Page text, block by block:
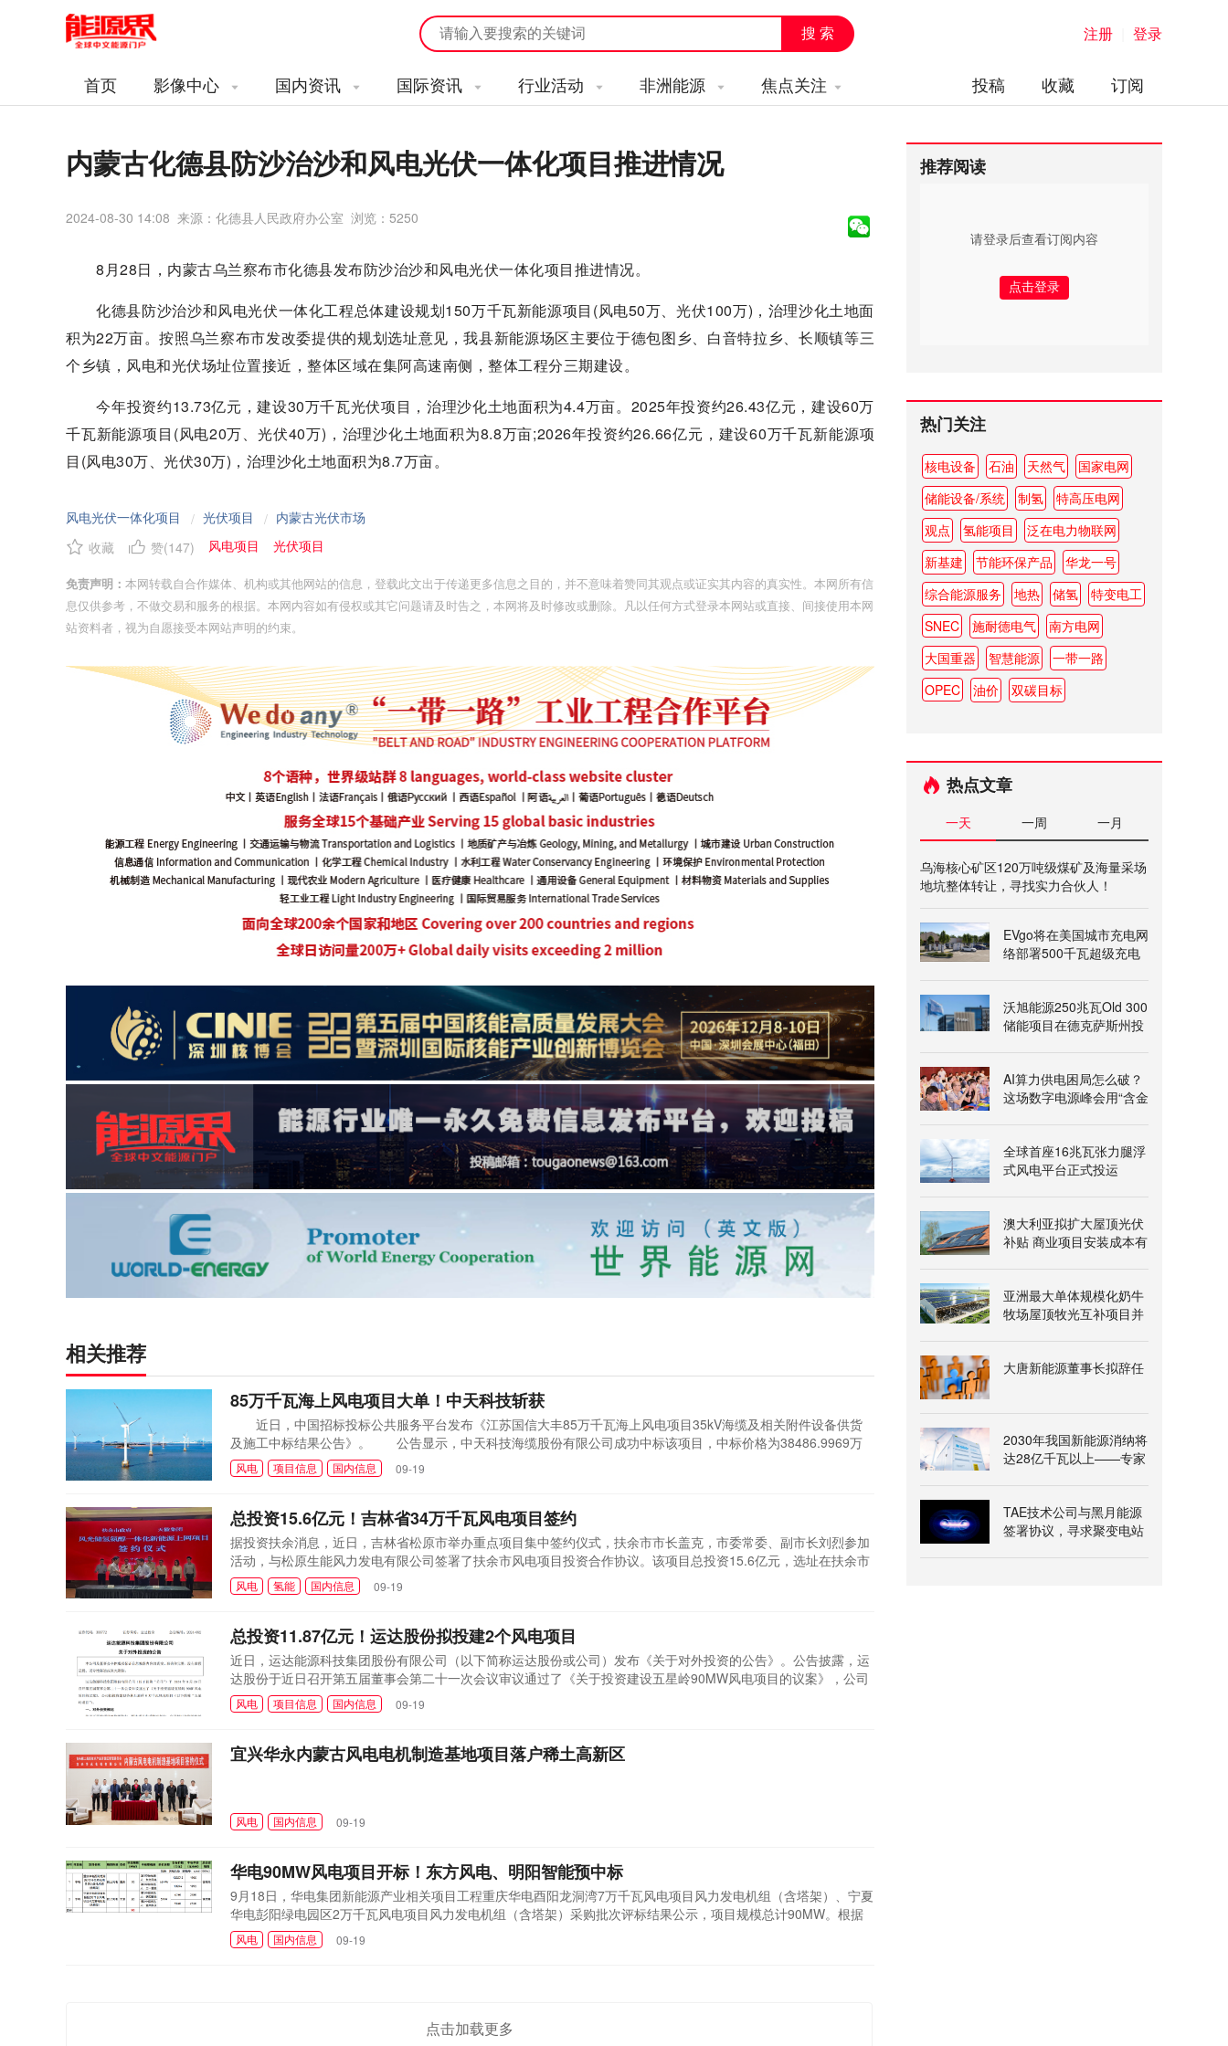
注册 登录
首页 影像中心 国内资讯 国际资讯 行业活动 非洲能源 焦点关注 订阅
收藏
投稿
内蒙古化德县防沙治沙和风电光伏一体化项目推进情况
2024-08-30 14:08 来源：化德县人民政府办公室 浏览： 5250
8月28日，内蒙古乌兰察布市化德县发布防沙治沙和风电光伏一体化项目推进情况。
化德县防沙治沙和风电光伏一体化工程总体建设规划150万千瓦新能源项目(风电50万、光伏100万)，治理沙化土地面
积为22万亩。按照乌兰察布市发改委提供的规划选址意见，我县新能源场区主要位于德包图乡、白音特拉乡、长顺镇等三
个乡镇，风电和光伏场址位置接近，整体区域在集阿高速南侧，整体工程分三期建设。
今年投资约13.73亿元，建设30万千瓦光伏项目，治理沙化土地面积为4.4万亩。2025年投资约26.43亿元，建设60万
千瓦新能源项目(风电20万、光伏40万)，治理沙化土地面积为8.8万亩;2026年投资约26.66亿元，建设60万千瓦新能源项
目(风电30万、光伏30万)，治理沙化土地面积为8.7万亩。
风电光伏一体化项目 / 光伏项目 / 内蒙古光伏市场
收藏
赞(147) 风电项目 光伏项目
免责声明： 本网转载自合作媒体、机构或其他网站的信息，登载此文出于传递更多信息之目的，并不意味着赞同其观点或证实其内容的真实性。本网所有信
息仅供参考，不做交易和服务的根据。本网内容如有侵权或其它问题请及时告之，本网将及时修改或删除。凡以任何方式登录本网站或直接、间接使用本网
站资料者，视为自愿接受本网站声明的约束。
相关推荐
85万千瓦海上风电项目大单！中天科技斩获
近日，中国招标投标公共服务平台发布《江苏国信大丰85万千瓦海上风电项目35kV海缆及相关附件设备供货
及施工中标结果公告》。 公告显示，中天科技海缆股份有限公司成功中标该项目，中标价格为38486.9969万
元。 至此，中天科技共中标江苏国信大丰85万千瓦海上风电项目三份大单。其中，控股子公司中天科技海缆股
份有限公司于今年7月中标220kV海缆(含220kV陆缆)及相关附件设备供货及施工，中标价格为91599.9171万元;控
风电 项目信息 国内信息 09-19
总投资15.6亿元！吉林省34万千瓦风电项目签约
据投资扶余消息，近日，吉林省松原市举办重点项目集中签约仪式，扶余市市长盖克，市委常委、副市长刘烈参加
活动，与松原生能风力发电有限公司签署了扶余市风电项目投资合作协议。该项目总投资15.6亿元，选址在扶余市
三骏乡、永平乡，建设规模约为34万千瓦。项目计划在松原天楹风光储氢氨醇一体项目完成总投资30%时启动。企
查查显示，松原生能风力发电有限公司为中国天楹股份有限公司旗下子公司。...
风电 氢能 国内信息 09-19
总投资11.87亿元！运达股份拟投建2个风电项目
近日，运达能源科技集团股份有限公司（以下简称运达股份或公司）发布《关于对外投资的公告》。公告披露，运
达股份于近日召开第五届董事会第二十一次会议审议通过了《关于投资建设五星岭90MW风电项目的议案》，公司
拟投资建设茶林五星岭9万千瓦风电项目（以下简称五星岭项目）。运达股份拟以全资控股的双牌运达丰鹏新能源
有限公司（以下简称丰鹏公司）为主体，投资建设五星岭项目，项目总投资为64,056万元。五星岭项目位于湖南省
风电 项目信息 国内信息 09-19
宜兴华永内蒙古风电电机制造基地项目落户稀土高新区
风电 国内信息 09-19
华电90MW风电项目开标！东方风电、明阳智能预中标
9月18日，华电集团新能源产业相关项目工程重庆华电酉阳龙洞湾7万千瓦风电项目风力发电机组（含塔架）、宁夏
华电彭阳绿电园区2万千瓦风电项目风力发电机组（含塔架）采购批次评标结果公示，项目规模总计90MW。根据
公示，东方风电、明阳智能2家整机商作为第一中标候选人预中标。根据招标公告，重庆华电酉阳龙洞湾7万千瓦风
电项目位于重庆市西阳县，项目规模为70MW，单机容量&ge;5MW，允许混装。招标采购项目工期：项目风机和塔
风电 国内信息 09-19
推荐阅读
请登录后查看订阅内容
热门关注
核电设备 石油 天然气
国家电网
储能设备/系统
制氢
特高压电网
观点
氢能项目
泛在电力物联网
新基建
节能环保产品
华龙一号
综合能源服务
地热 储氢
特变电工
SNEC
施耐德电气
南方电网
大国重器
智慧能源
一带一路
OPEC
油价 双碳目标
热点文章
一天 一周 一月
乌海核心矿区120万吨级煤矿及海量采场
地坑整体转让，寻找实力合伙人！
EVgo将在美国城市充电网
络部署500千瓦超级充电
沃旭能源250兆瓦Old 300
储能项目在德克萨斯州投
AI算力供电困局怎么破？
这场数字电源峰会用“含金
全球首座16兆瓦张力腿浮
式风电平台正式投运
澳大利亚拟扩大屋顶光伏
补贴 商业项目安装成本有
亚洲最大单体规模化奶牛
牧场屋顶牧光互补项目并
大唐新能源董事长拟辞任
2030年我国新能源消纳将
达28亿千瓦以上——专家
TAE技术公司与黑月能源
签署协议，寻求聚变电站